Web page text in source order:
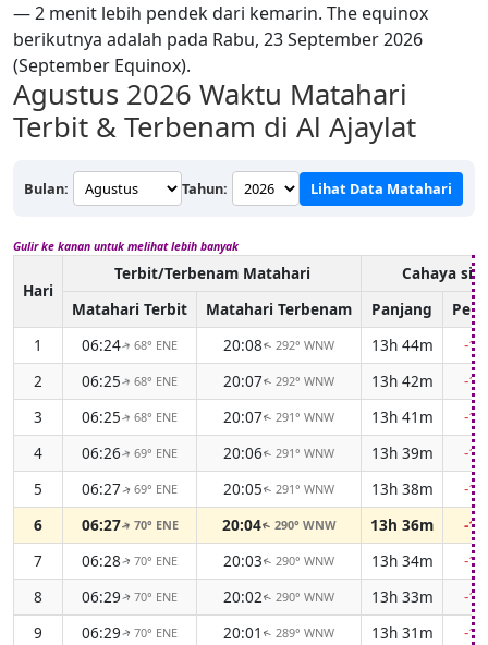
— 2 menit lebih pendek dari kemarin. The equinox
berikutnya adalah pada Rabu, 23 September 2026
(September Equinox).
Agustus 2026 Waktu Matahari
Terbit & Terbenam di Al Ajaylat
Bulan: Tahun: Lihat Data Matahari
Gulir ke kanan untuk melihat lebih banyak
Hari
Terbit/Terbenam Matahari
Cahaya
Matahari Terbit
Matahari Terbenam Panjang
1
06:24↑68° ENE 20:08↑ 292° WNW 13h 44m
-
2
06:25↑68° ENE 20:07↑ 292° WNW 13h 42m
-
3
06:25↑68° ENE 20:07↑ 291° WNW 13h 41m
-
4
06:26↑69° ENE 20:06↑ 291° WNW 13h 39m
-
5
06:27↑69° ENE 20:05↑ 291° WNW 13h 38m
-
6
06:27↑ 70° ENE 20:04↑ 290° WNW 13h 36m
-
7
06:28↑70° ENE 20:03↑ 290° WNW 13h 34m
-
8
06:29↑70° ENE 20:02↑ 290° WNW 13h 33m
-
9
06:29↑70° ENE 20:01 ↑ 289° WNW 13h 31m
-